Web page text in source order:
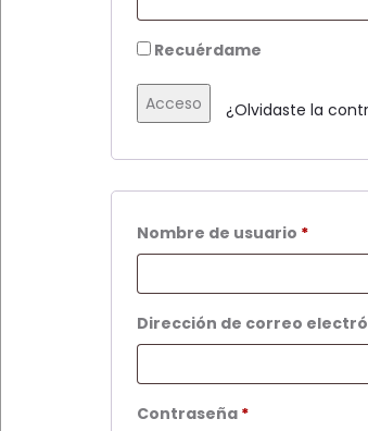
Recuérdame
Acceso ¿Olvidaste la
Nombre de usuario *
Dirección de correo
Contraseña *Obligatorio